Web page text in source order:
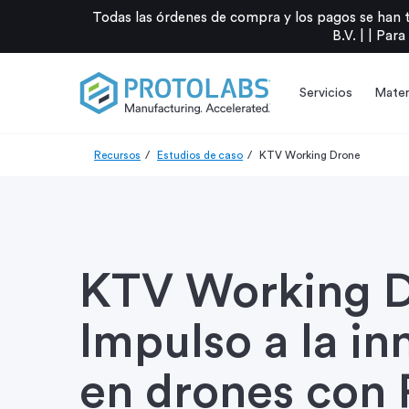
Todas las órdenes de compra y los pagos se
B.V. |
Servicios
Recursos Estudios de caso KTV Working Drone
KTV Working
Impulso a la
en drones con